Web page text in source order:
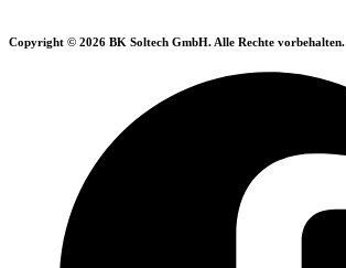
Copyright © 2026 BK Soltech GmbH. Alle Rechte vorbehalten.